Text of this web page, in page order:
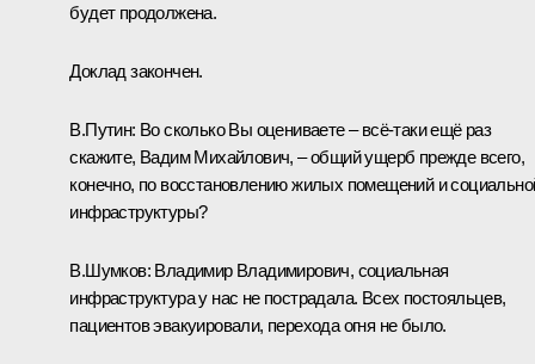
будет продолжена.
Доклад закончен.
В.Путин: Во сколько Вы оцениваете – всё-таки ещё раз
скажите, Вадим Михайлович, – общий ущерб прежде всего,
конечно, по восстановлению жилых помещений и
инфраструктуры?
В.Шумков: Владимир Владимирович, социальная
инфраструктура у нас не пострадала. Всех постояльцев,
пациентов эвакуировали, перехода огня не было.